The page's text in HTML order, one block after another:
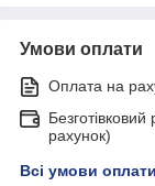
Умови оплати
Оплата на
рахунок)
Всі умови оплати